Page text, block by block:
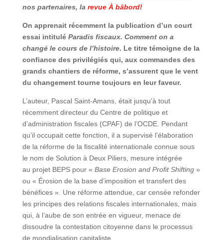
nos partenaires, la revue À bâbord!
On apprenait récemment la publication d’un court
essai intitulé Paradis fiscaux. Comment on a
changé le cours de l’histoire. Le titre témoigne de la
confiance des privilégiés qui, aux commandes des
grands chantiers de réforme, s’assurent que le vent
du changement tourne toujours en leur faveur.
L’auteur, Pascal Saint-Amans, était jusqu’à tout
récemment directeur du Centre de politique et
d’administration fiscales (CPAF) de l’OCDE. Pendant
qu’il occupait cette fonction, il a supervisé l’élaboration
de la réforme de la fiscalité internationale connue sous
le nom de Solution à Deux Piliers, mesure intégrée
au projet BEPS pour « Base Erosion and Profit Shifting »
ou « Érosion de la base d’imposition et transfert des
bénéfices ». Une réforme attendue, car censée refonder
les principes des relations fiscales internationales, mais
qui, à l’aube de son entrée en vigueur, menace de
dissoudre la contestation citoyenne dans le processus
de mondialisation capitaliste.